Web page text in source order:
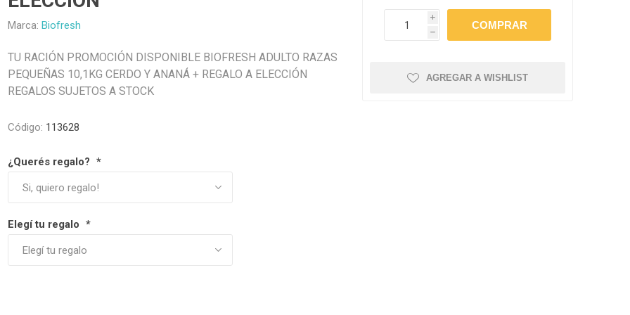
Primocao
Biofresh
Three Dogs &
Three Cats
YowUp!
Monello Bites
Chapitas identificatorias
Camas, Cuchas y
Artículos Postoperatorio
Shampoos
Premios y Patés
Collares y Arneses
Rascadores
Chapitas Identificatorias
Estética (Cepillos, peines y
Antipulgas y Antiparasitarios
Marca: Biofresh
TU RACIÓN PROMOCIÓN DISPONIBLE BIOFRESH ADULTO RAZAS
PEQUEÑAS 10,1KG CERDO Y ANANÁ + REGALO A ELECCIÓN
REGALOS SUJETOS A STOCK
Código: 113628
¿Querés regalo? *
Elegí tu regalo *
i
h
AGREGAR A WISHLIST